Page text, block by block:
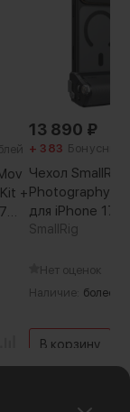
+
13 890 ₽
+ 383 Бонусных
Чехол SmallRig
Photography
для iPhone 17
SmallRig
Нет оценок
Наличие: более 5
В корзину